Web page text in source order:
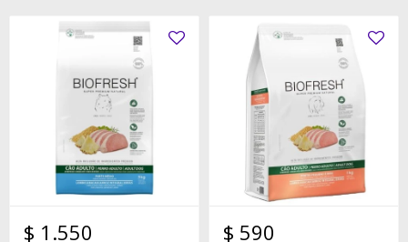
$ 1.550 $ 590